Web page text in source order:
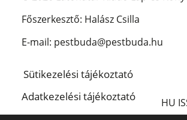
Főszerkesztő: Halász Csilla
E-mail: pestbuda@pestbuda.hu
Sütikezelési tájékoztató
Adatkezelési tájékoztató
HU